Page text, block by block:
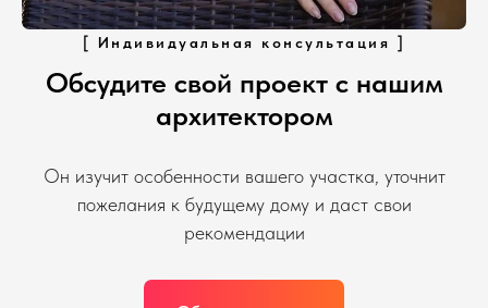
[ Индивидуальная консультация ]
Обсудите свой проект с нашим
архитектором
Он изучит особенности вашего участка, уточнит
пожелания к будущему дому и даст свои
рекомендации